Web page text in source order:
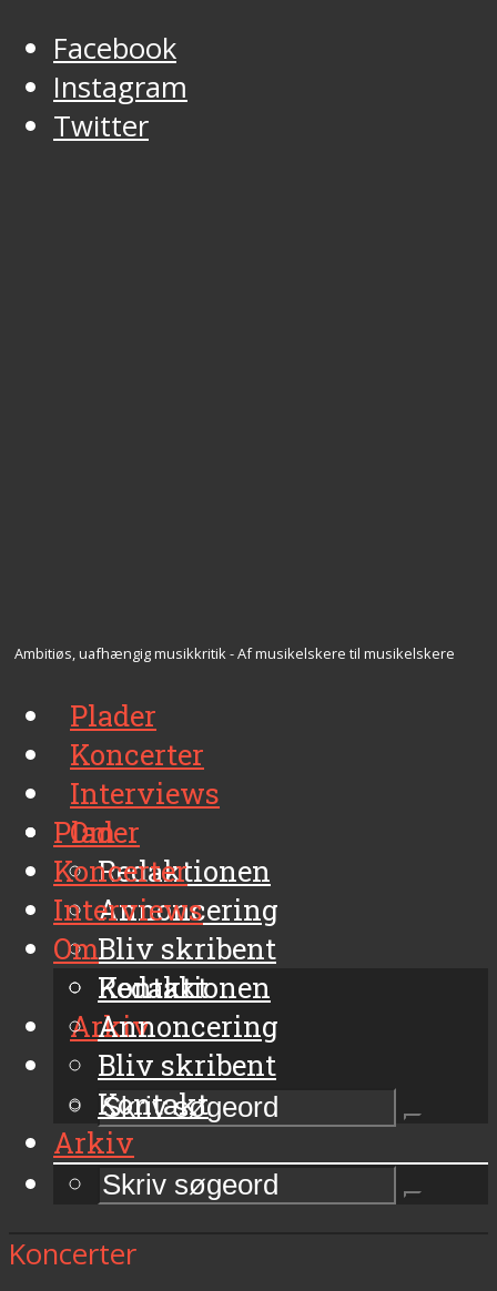
Facebook
Instagram
Twitter
Ambitiøs, uafhængig musikkritik - Af musikelskere til musikelskere
Plader
Koncerter
Interviews
Om
Redaktionen
Annoncering
Bliv skribent
Kontakt
Arkiv
Plader
Koncerter
Interviews
Om
Redaktionen
Annoncering
Bliv skribent
Kontakt
Arkiv
Koncerter